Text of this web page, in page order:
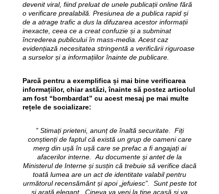
devenit viral, fiind preluat de unele publicații online fără
o verificare prealabilă. Presiunea de a publica rapid și
de a atrage trafic a dus la difuzarea acestor informații
inexacte, ceea ce a creat confuzie și a subminat
încrederea publicului în mass-media. Acest caz
evidențiază necesitatea stringentă a verificării riguroase
a surselor și a informațiilor înainte de publicare.
Parcă pentru a exemplifica și mai bine verificarea
informațiilor, chiar astăzi, înainte să postez articolul
am fost “bombardat” cu acest mesaj pe mai multe
rețele de socializare:
” Stimați prieteni, anunț de înaltă securitate. Fiți
conștienți de faptul că există un grup de oameni care
merg din ușă în ușă care se prefac a fi angajați ai
afacerilor interne. Au documente și antet de la
Ministerul de Interne și susțin că trebuie să verifice dacă
toată lumea are un act de identitate valabil pentru
următorul recensământ și apoi „jefuiesc”. Sunt peste tot
și arată elegant. Cineva va veni la tine acasă și va